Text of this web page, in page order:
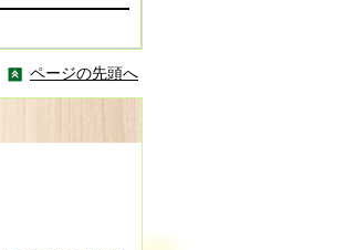
ページの先頭へ